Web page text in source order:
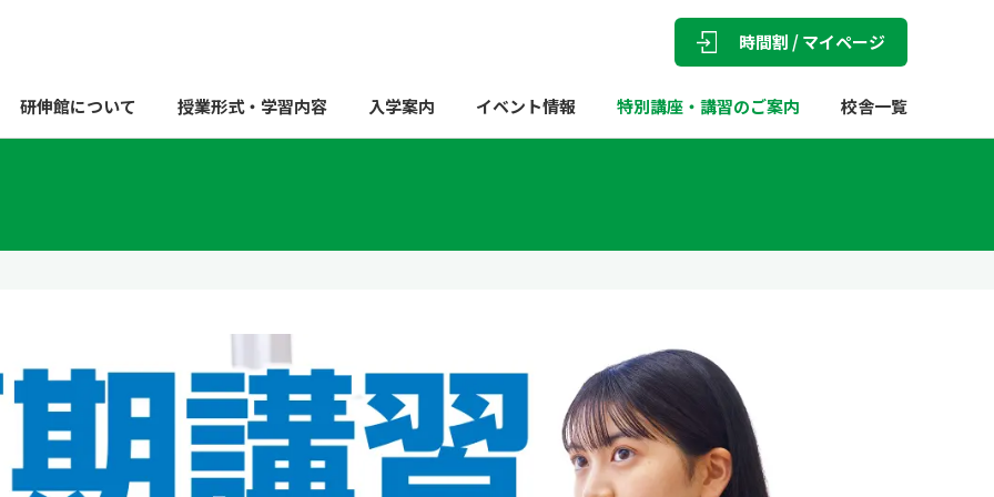
時間割 / マイページ
研伸館について 授業形式・学習内容 入学案内 イベント情報 特別講座・講習のご案内 校舎一覧